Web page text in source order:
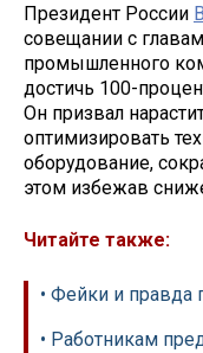
Президент России
совещании с
промышленного
достичь 100-
Он призвал
оптимизировать
оборудование,
этом избежав
Читайте также:
• Фейки и правда
• Работникам